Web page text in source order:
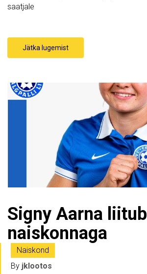
saatjale
Jätka lugemist
Signy Aarna liitub
naiskonnaga
Naiskond
By jklootos